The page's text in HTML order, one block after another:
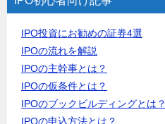
IPO投資にお勧めの証券4選
IPOの流れを解説
IPOの主幹事とは？
IPOの仮条件とは？
IPOのブックビルディングとは？
IPOの申込方法とは？